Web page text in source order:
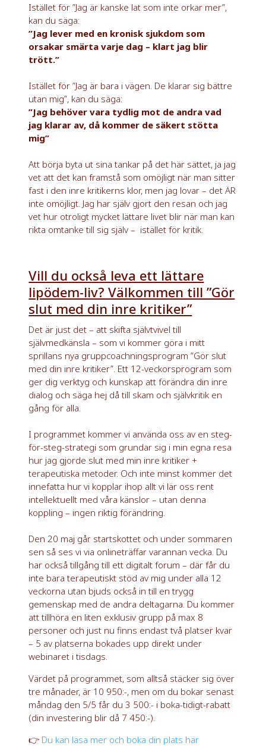
Istället för ”Jag är kanske lat som inte orkar mer”,
kan du säga:
”Jag lever med en kronisk sjukdom som
orsakar smärta varje dag – klart jag blir
trött.”
Istället för ”Jag är bara i vägen. De klarar sig bättre
utan mig”, kan du säga:
”Jag behöver vara tydlig mot de andra vad
jag klarar av, då kommer de säkert stötta
mig”
Att börja byta ut sina tankar på det här sättet, ja jag
vet att det kan framstå som omöjligt när man sitter
fast i den inre kritikerns klor, men jag lovar – det ÄR
inte omöjligt. Jag har själv gjort den resan och jag
vet hur otroligt mycket lättare livet blir när man kan
rikta omtanke till sig själv – istället för kritik.
Vill du också leva ett lättare
lipödem-liv? Välkommen till ”Gör
slut med din inre kritiker”
Det är just det – att skifta självtvivel till
självmedkänsla – som vi kommer göra i mitt
sprillans nya gruppcoachningsprogram ”Gör slut
med din inre kritiker”. Ett 12-veckorsprogram som
ger dig verktyg och kunskap att förändra din inre
dialog och säga hej då till skam och självkritik en
gång för alla.
I programmet kommer vi använda oss av en steg-
för-steg-strategi som grundar sig i min egna resa
hur jag gjorde slut med min inre kritiker +
terapeutiska metoder. Och inte minst kommer det
innefatta hur vi kopplar ihop allt vi lär oss rent
intellektuellt med våra känslor – utan denna
koppling – ingen riktig förändring.
Den 20 maj går startskottet och under sommaren
sen så ses vi via onlineträffar varannan vecka. Du
har också tillgång till ett digitalt forum – där får du
inte bara terapeutiskt stöd av mig under alla 12
veckorna utan bjuds också in till en trygg
gemenskap med de andra deltagarna. Du kommer
att tillhöra en liten exklusiv grupp på max 8
personer och just nu finns endast två platser kvar
– 5 av platserna bokades upp direkt under
webinaret i tisdags.
Värdet på programmet, som alltså stäcker sig över
tre månader, är 10 950:-, men om du bokar senast
måndag den 5/5 får du 3 500:- i boka-tidigt-rabatt
(din investering blir då 7 450:-).
👉 Du kan läsa mer och boka din plats här